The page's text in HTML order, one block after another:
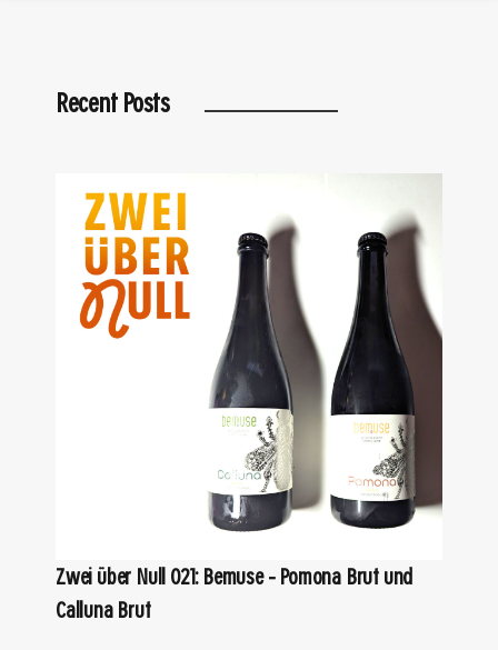
Recent Posts
Zwei über Null 021: Bemuse – Pomona Brut und
Calluna Brut